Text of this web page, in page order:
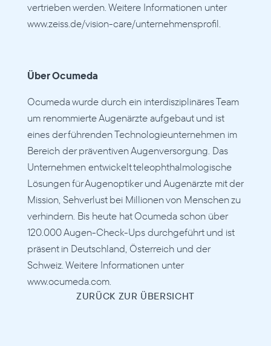
vertrieben werden. Weitere Informationen unter
www.zeiss.de/vision-care/unternehmensprofil.
Über Ocumeda
Ocumeda wurde durch ein interdisziplinäres Team
um renommierte Augenärzte aufgebaut und ist
eines der führenden Technologieunternehmen im
Bereich der präventiven Augenversorgung. Das
Unternehmen entwickelt teleophthalmologische
Lösungen für Augenoptiker und Augenärzte mit der
Mission, Sehverlust bei Millionen von Menschen zu
verhindern. Bis heute hat Ocumeda schon über
120.000 Augen-Check-Ups durchgeführt und ist
präsent in Deutschland, Österreich und der
Schweiz. Weitere Informationen unter
www.ocumeda.com.
ZURÜCK ZUR ÜBERSICHT